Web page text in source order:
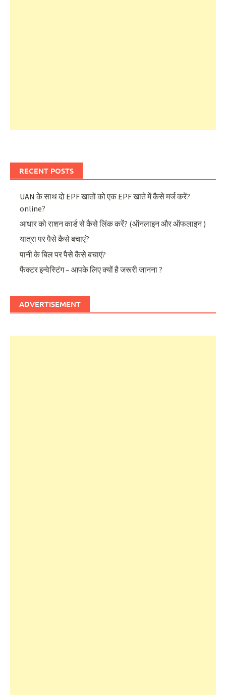
RECENT POSTS
UAN के साथ दो EPF खातों को एक EPF खाते में कैसे मर्ज करें?
online?
आधार को राशन कार्ड से कैसे लिंक करें? (ऑनलाइन और ऑफलाइन )
यात्रा पर पैसे कैसे बचाएं?
पानी के बिल पर पैसे कैसे बचाएं?
फैक्टर इन्वेस्टिंग – आपके लिए क्यों है जरूरी जानना ?
ADVERTISEMENT